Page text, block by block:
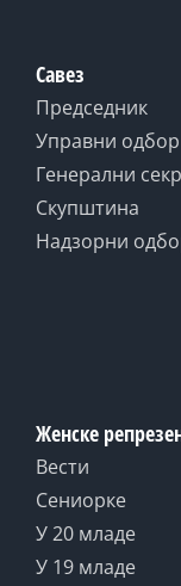
Савез
Председник
Управни одбор
Генерални
Скупштина
Надзорни
Женске
Вести
Сениорке
У 20 младе
У 19 младе